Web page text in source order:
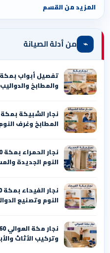
المزيد من القسم
⌁ من أدلة الصيانة
والمطابخ
المطابخ وغرف
النوم الجديدة
النوم وتصنيع
وتركيب الأثاث